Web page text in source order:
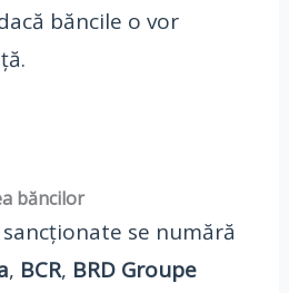
băncile o vor
băncilor
se numără
, BCR, BRD Groupe